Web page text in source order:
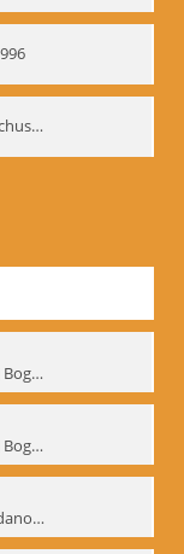
Demonstration der Etüde „Der Schuss mit dem Bogen“ durch Gennadij Nikolajewitsch Bogdanow, Berlin 1991
Phoenix Ensemble und Gennadij Bogdanow; BM-img-105-9
Phoenix Ensemble und Gennadij Bogdanow; BM-img-105-10
Martin Engler und Gennadij Bogdanow; BM-img-113